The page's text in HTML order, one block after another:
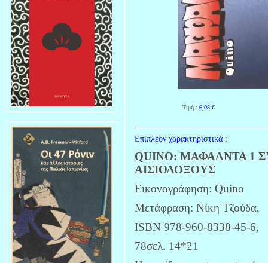
Τιμή : 6,08 €
Επιπλέον χαρακτηριστικά :
QUINO: ΜΑΦΑΛΝΤΑ 1
ΑΙΣΙΟΔΟΞΟΥΣ
Εικονογράφηση: Quino
Μετάφραση: Νίκη Τζούδα,
ISBN 978-960-8338-45-6,
78σελ. 14*21